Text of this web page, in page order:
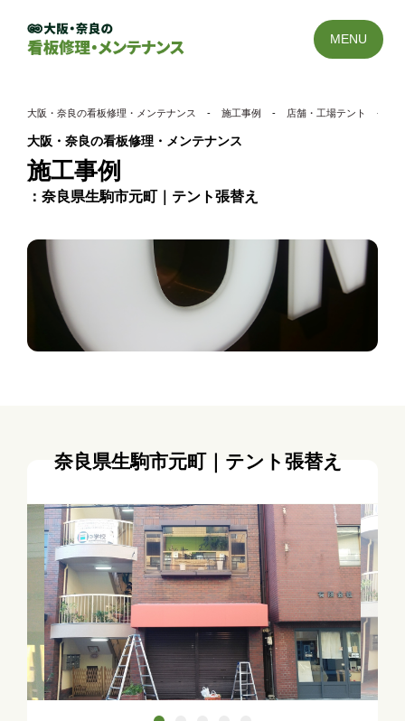
MENU
大阪・奈良の看板修理・メンテナンス - 施工事例 - 店舗・工場テント -
大阪・奈良の看板修理・メンテナンス
施工事例
奈良県生駒市元町｜テント張替え
奈良県生駒市元町｜テント張替え